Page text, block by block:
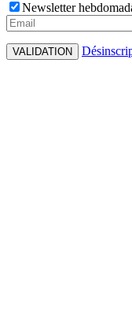
Newsletter
VALIDATION